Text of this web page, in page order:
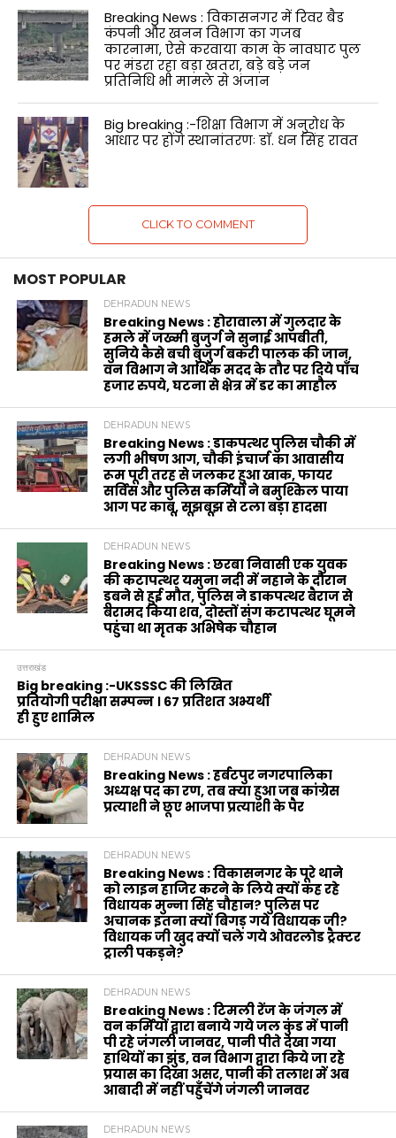
Breaking News : विकासनगर में रिवर बैड
कंपनी और खनन विभाग का गजब
कारनामा, ऐसे करवाया काम के नावघाट पुल
पर मंडरा रहा बड़ा खतरा, बड़े बड़े जन
प्रतिनिधि भी मामले से अंजान
Big breaking :-शिक्षा विभाग में अनुरोध के
आधार पर होंगे स्थानांतरणः डाॅ. धन सिंह रावत
CLICK TO COMMENT
MOST POPULAR
DEHRADUN NEWS
Breaking News : होरावाला में गुलदार के
हमले में जख्मी बुजुर्ग ने सुनाई आपबीती,
सुनिये कैसे बची बुजुर्ग बकरी पालक की जान,
वन विभाग ने आर्थिक मदद के‌ तौर पर दिये पाँच
हजार रुपये, घटना से क्षेत्र में डर का माहौल
DEHRADUN NEWS
Breaking News : डाकपत्थर पुलिस चौकी में
लगी भीषण आग, चौकी इंचार्ज का आवासीय
रूम पूरी तरह से जलकर हुआ खाक, फायर
सर्विस और पुलिस कर्मियों ने बमुश्किल पाया
आग पर काबू, सूझबूझ से टला बड़ा हादसा
DEHRADUN NEWS
Breaking News : छरबा निवासी एक युवक
की कटापत्थर यमुना नदी में नहाने के दौरान
डूबने से हुई मौत, पुलिस ने डाकपत्थर बैराज से
बरामद किया शव, दोस्तों संग कटापत्थर घूमने
पहुंचा था मृतक अभिषेक चौहान
उत्तराखंड
Big breaking :-UKSSSC की लिखित
प्रतियोगी परीक्षा सम्पन्न । 67 प्रतिशत अभ्यर्थी
ही हुए शामिल
DEHRADUN NEWS
Breaking News : हर्बटपुर नगरपालिका
अध्यक्ष पद का रण, तब क्या हुआ जब कांग्रेस
प्रत्याशी ने छूए भाजपा प्रत्याशी के पैर
DEHRADUN NEWS
Breaking News : विकासनगर के पूरे थाने
को लाइन हाजिर करने के लिये क्यों कह रहे
विधायक मुन्ना सिंह चौहान? पुलिस पर
अचानक इतना क्यों बिगड़ गये विधायक जी?
विधायक जी खुद क्यों चले गये ओवरलोड ट्रैक्टर
ट्राली पकड़ने?
DEHRADUN NEWS
Breaking News : टिमली रेंज के जंगल में
वन कर्मियों द्वारा बनाये गये जल कुंड में पानी
पी रहे जंगली जानवर, पानी पीते देखा गया
हाथियों का झुंड, वन विभाग द्वारा किये जा रहे
प्रयास का दिखा असर, पानी की तलाश में अब
आबादी में नहीं पहुँचेंगे जंगली जानवर
DEHRADUN NEWS